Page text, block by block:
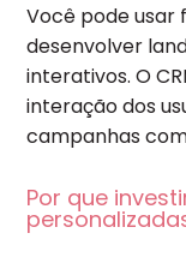
Você pode
desenvolver
interativos. O
interação dos
campanhas
Por que